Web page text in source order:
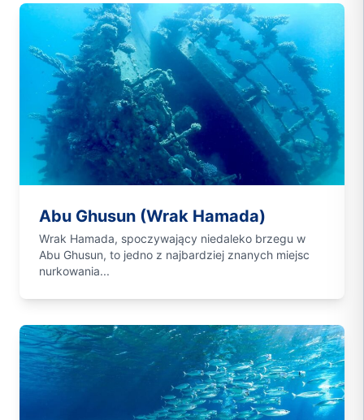
Abu Ghusun (Wrak Hamada)
Wrak Hamada, spoczywający niedaleko brzegu w
Abu Ghusun, to jedno z najbardziej znanych miejsc
nurkowania...